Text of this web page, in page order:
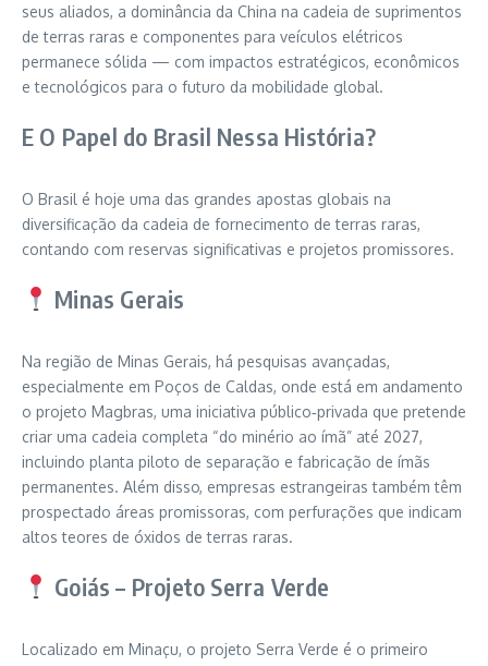
seus aliados, a dominância da China na cadeia de suprimentos
de terras raras e componentes para veículos elétricos
permanece sólida — com impactos estratégicos, econômicos
e tecnológicos para o futuro da mobilidade global.
E O Papel do Brasil Nessa História?
O Brasil é hoje uma das grandes apostas globais na
diversificação da cadeia de fornecimento de terras raras,
contando com reservas significativas e projetos promissores.
Minas Gerais
Na região de Minas Gerais, há pesquisas avançadas,
especialmente em Poços de Caldas, onde está em andamento
o projeto Magbras, uma iniciativa público‑privada que pretende
criar uma cadeia completa “do minério ao ímã” até 2027,
incluindo planta piloto de separação e fabricação de ímãs
permanentes. Além disso, empresas estrangeiras também têm
prospectado áreas promissoras, com perfurações que indicam
altos teores de óxidos de terras raras.
Goiás – Projeto Serra Verde
Localizado em Minaçu, o projeto Serra Verde é o primeiro